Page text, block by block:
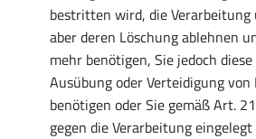
bestritten wird, die
aber deren Löschung ablehnen
mehr benötigen, Sie jedoch
Ausübung oder Verteidigung
benötigen oder Sie gemäß Art.
gegen die Verarbeitung eingelegt